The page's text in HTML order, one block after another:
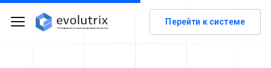
Перейти к системе